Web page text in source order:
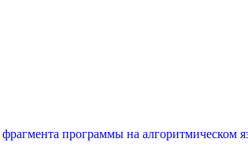
фрагмента программы на алгоритмическом